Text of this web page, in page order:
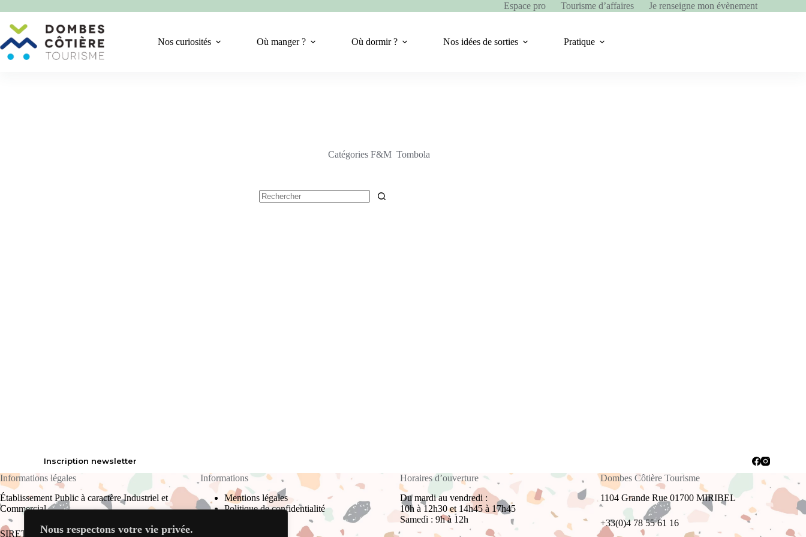
Nous respectons votre vie privée.
au
contenu
Espace pro Tourisme d’affaires Je renseigne mon évènement
Nos curiosités Où manger ? Où dormir ? Nos idées de sorties Pratique
Catégories F&M Tombola
Inscription newsletter
Informations légales
Établissement Public à caractère Industriel et
Commercial
SIRET : 823 709 910 00017 RCS Bourg-
Informations
Mentions légales
Politique de confidentialité
Horaires d’ouverture
Du mardi au vendredi :
10h à 12h30 et 14h45 à 17h45
Samedi : 9h à 12h
Dombes Côtière Tourisme
1104 Grande Rue 01700 MIRIBEL
+33(0)4 78 55 61 16